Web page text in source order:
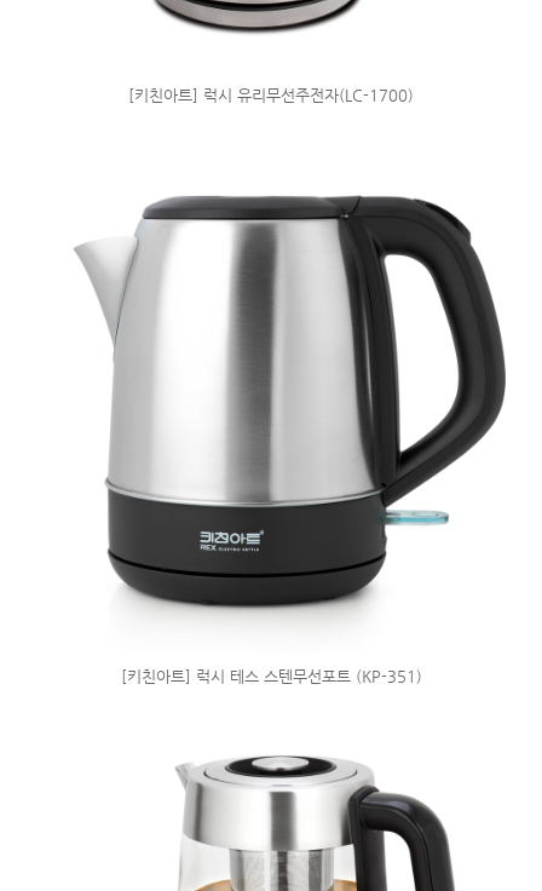
[키친아트] 럭시 유리무선주전자(LC-1700)
[키친아트] 럭시 테스 스텐무선포트 (KP-351)